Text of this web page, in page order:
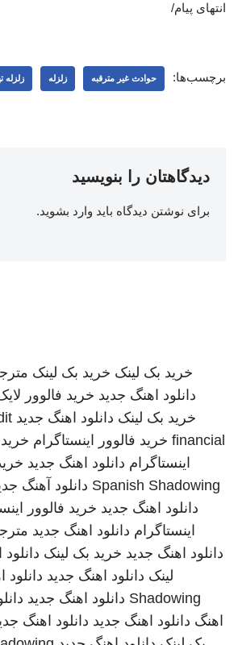
انتهای پیام/
برچسب‌ها: حوادث غیر مترقبه زلزله زلزله
دیدگاهتان را بنویسید
برای نوشتن دیدگاه باید وارد بشوید.
خرید بک لینک خرید بک لینک
دانلود اهنگ جدید خرید فالوور
خرید بک لینک دانلود اهنگ جدید
financial خرید فالوور اینستاگرام
اینستاگرام دانلود اهنگ جدید
Spanish Shadowing دانلود آهنگ
دانلود اهنگ جدید خرید فالوور
اینستاگرام دانلود اهنگ جدید
دانلود اهنگ جدید خرید بک لینک
لینک دانلود اهنگ جدید دانلود
Shadowing دانلود اهنگ جدید
اهنگ دانلود اهنگ جدید دانلود اهنگ